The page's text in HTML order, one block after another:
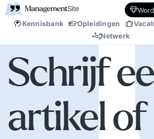
Kennisbank Opleidingen
Netwerk
Schrijf
artikel of